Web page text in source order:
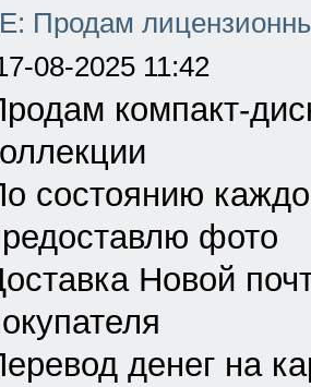
Продам
08-2025 11:42
компакт-
состоянию
фото
Новой
денег на